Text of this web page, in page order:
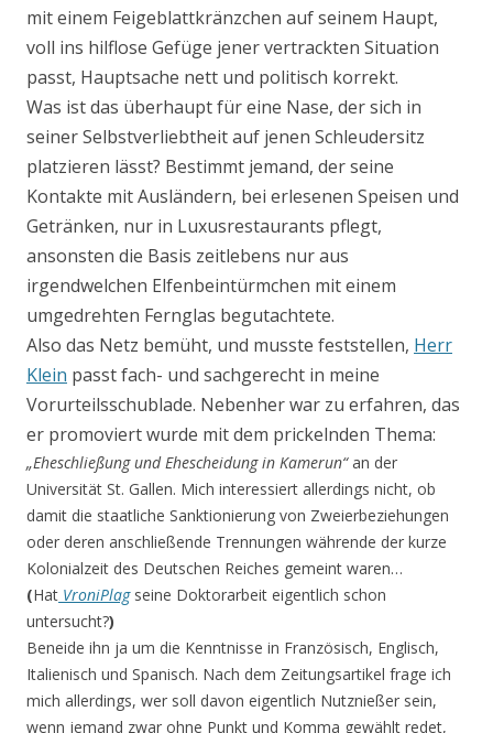
mit einem Feigeblattkränzchen auf seinem Haupt,
voll ins hilflose Gefüge jener vertrackten Situation
passt, Hauptsache nett und politisch korrekt.
Was ist das überhaupt für eine Nase, der sich in
seiner Selbstverliebtheit auf jenen Schleudersitz
platzieren lässt? Bestimmt jemand, der seine
Kontakte mit Ausländern, bei erlesenen Speisen und
Getränken, nur in Luxusrestaurants pflegt,
ansonsten die Basis zeitlebens nur aus
irgendwelchen Elfenbeintürmchen mit einem
umgedrehten Fernglas begutachtete.
Also das Netz bemüht, und musste feststellen, Herr
Klein passt fach- und sachgerecht in meine
Vorurteilsschublade. Nebenher war zu erfahren, das
er promoviert wurde mit dem prickelnden Thema:
„Eheschließung und Ehescheidung in Kamerun“an der
Universität St. Gallen. Mich interessiert allerdings nicht, ob
damit die staatliche Sanktionierung von Zweierbeziehungen
oder deren anschließende Trennungen währende der kurze
Kolonialzeit des Deutschen Reiches gemeint waren…
(Hat VroniPlagseine Doktorarbeit eigentlich schon
untersucht?)
Beneide ihn ja um die Kenntnisse in Französisch, Englisch,
Italienisch und Spanisch. Nach dem Zeitungsartikel frage ich
mich allerdings, wer soll davon eigentlich Nutznießer sein,
wenn jemand zwar ohne Punkt und Komma gewählt redet,